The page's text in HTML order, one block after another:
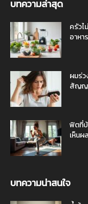
บทความล่าสุด
ครัวไ
อาหา
ผมร่
สัญญ
ฟิตที่
เห็นผ
บทความน่าสนใจ